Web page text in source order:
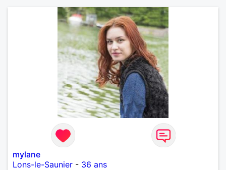
mylane
Lons-le-Saunier - 36 ans